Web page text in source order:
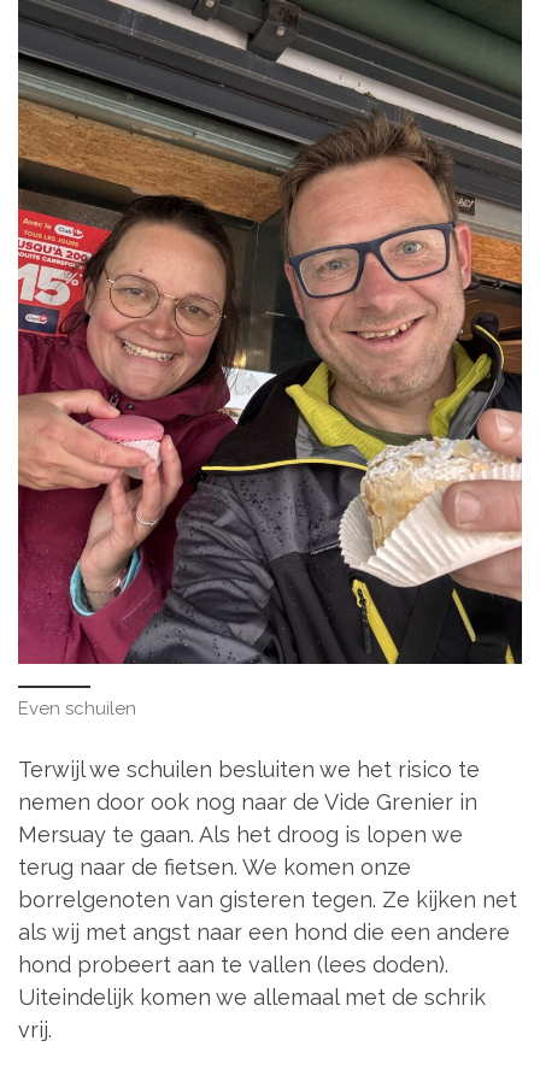
Even schuilen
Terwijl we schuilen besluiten we het risico te
nemen door ook nog naar de Vide Grenier in
Mersuay te gaan. Als het droog is lopen we
terug naar de fietsen. We komen onze
borrelgenoten van gisteren tegen. Ze kijken net
als wij met angst naar een hond die een andere
hond probeert aan te vallen (lees doden).
Uiteindelijk komen we allemaal met de schrik
vrij.